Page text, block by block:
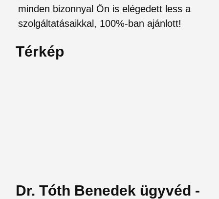
minden bizonnyal Ön is elégedett less a
szolgáltatásaikkal, 100%-ban ajánlott!
Térkép
Dr. Tóth Benedek ügyvéd -